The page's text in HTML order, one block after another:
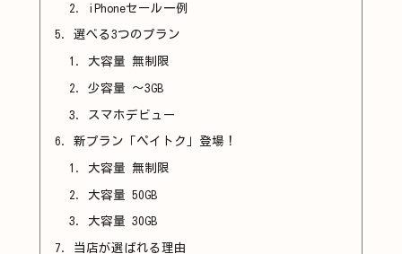
iPhoneセール一例
選べる3つのプラン
大容量 無制限
少容量 ～3GB
スマホデビュー
新プラン「ペイトク」登場！
大容量 無制限
大容量 50GB
大容量 30GB
当店が選ばれる理由